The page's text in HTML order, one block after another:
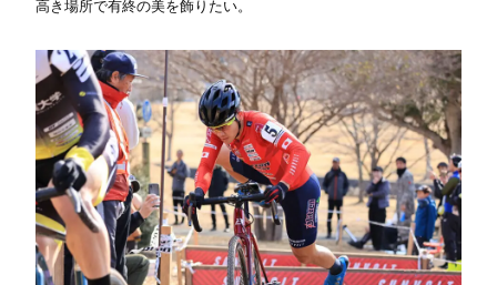
高き場所で有終の美を飾りたい。